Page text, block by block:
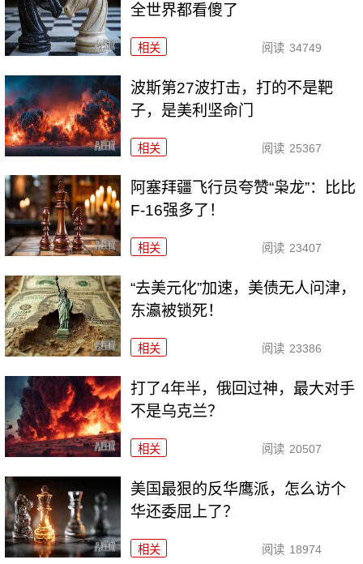
全世界都看傻了
相关 阅读 34749
波斯第27波打击，打的不是靶
子，是美利坚命门
相关 阅读 25367
阿塞拜疆飞行员夸赞“枭龙”：比比
F-16强多了！
相关 阅读 23407
“去美元化”加速，美债无人问津，
东瀛被锁死！
相关 阅读 23386
打了4年半，俄回过神，最大对手
不是乌克兰？
相关 阅读 20507
美国最狠的反华鹰派，怎么访个
华还委屈上了？
相关 阅读 18974